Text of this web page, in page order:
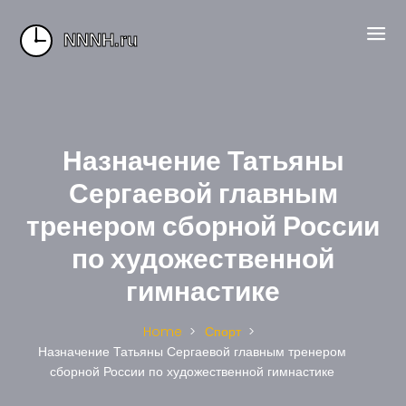
Назначение Татьяны
Сергаевой главным
тренером сборной России
по художественной
гимнастике
Home
Спорт
Назначение Татьяны Сергаевой главным тренером
сборной России по художественной гимнастике